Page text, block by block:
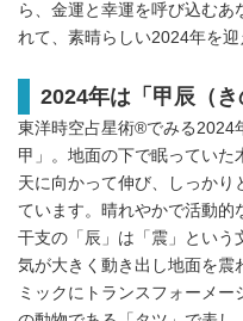
ら、金運と幸運を呼び込むあ
れて、素晴らしい2024年を迎
2024年は「甲辰（き
東洋時空占星術®でみる2024
甲」。地面の下で眠っていた
天に向かって伸び、しっかり
ています。晴れやかで活動的
干支の「辰」は「震」という
気が大きく動き出し地面を震
ミックにトランスフォーメ